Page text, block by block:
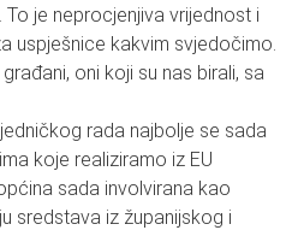
je neprocjenjiva vrijednost i
uspješnice kakvim svjedočimo.
oni koji su nas birali, sa
rada najbolje se sada
koje realiziramo iz EU
sada involvirana kao
sredstava iz županijskog i